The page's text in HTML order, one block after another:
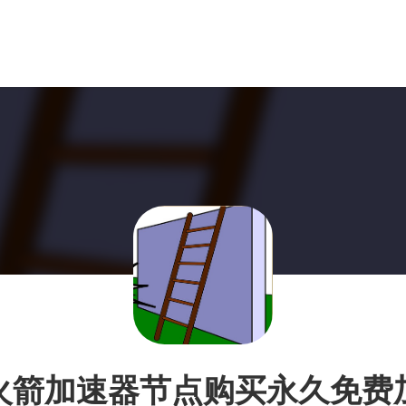
箭加速器节点购买永久免费